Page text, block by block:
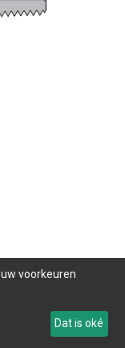
voorkeuren
Dat is oké